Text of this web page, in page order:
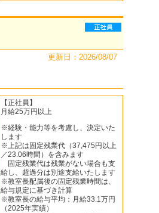
更新日：2026/08/07
【正社員】
月給25万円以上
※経験・能力等を考慮し、決定いた
します
※上記は固定残業代（37,475円以上
／23.06時間）を含みます
固定残業代は残業がない場合も支
給し、超過分は別途支給いたします
※教室長配属後の固定残業時間は、
給与規定に基づき計算
※教室長の給与平均：月給33.1万円
（2025年実績）